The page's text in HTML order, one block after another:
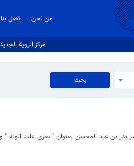
من نحن اتصل بنا
مركز الروية الجدیدة
بن عبد المحسن بعنوان " يطري علينا الوله